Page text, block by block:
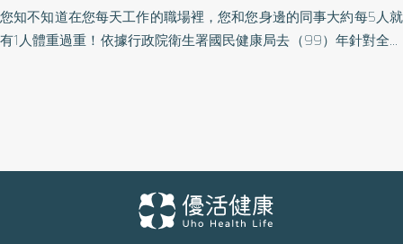
您知不知道在您每天工作的職場裡，您和您身邊的同事大約每5人就
有1人體重過重！依據行政院衛生署國民健康局去（99）年針對全國
壓性疾病重返10大死因，榜中已有多達6項致死因素與肥胖相關，意
味著國人將必須更慎重看待肥胖的問題。因過度肥胖引起的死因，